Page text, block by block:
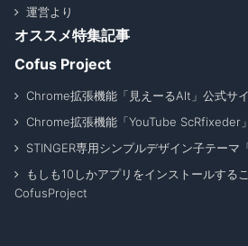
運営より
オススメ特集記事
Cofus Project
Chrome拡張機能「見えーるAlt」公式サ
Chrome拡張機能「YouTube ScRfixeder
STINGER専用シンプルデザイン子テーマ
もしも10しかアプリをインストールする
CofusProject